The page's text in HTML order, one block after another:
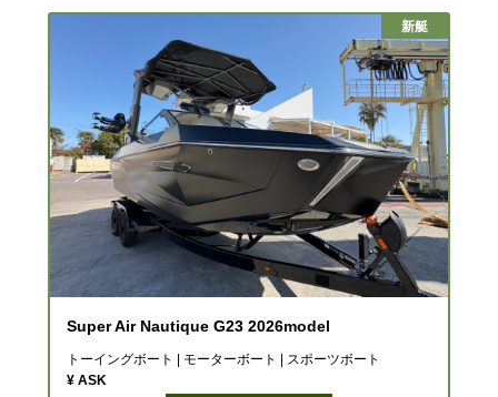
新艇
Super Air Nautique G23 2026model
トーイングボート | モーターボート | スポーツボート
¥ ASK